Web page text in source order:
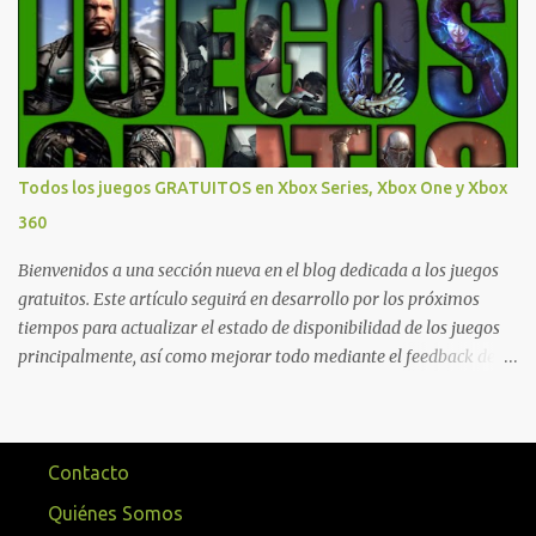
personajes, paquetes de armas hasta emotes, monedas virtuales y
más para diferentes títulos. Todas estas ventajas se pueden
reclamar desde la sección de Game Pass o en tu aplicación de Xbox
yendo directamente a la pestaña de Game Pass. Essential también
ahora sumará el acceso a la Nube de Xbox, el cual nos permitite
jugar una pequeña porción de los juegos de la suscripción
mediante xCloud y más de 600 juegos compatibles si es que los
compramos previamente (con más títulos en camino a ser
compatibles con la función Transmite tu Propios Juegos). Pueden
leer más...
Todos los juegos GRATUITOS en Xbox Series, Xbox One y Xbox
360
Bienvenidos a una sección nueva en el blog dedicada a los juegos
gratuitos. Este artículo seguirá en desarrollo por los próximos
tiempos para actualizar el estado de disponibilidad de los juegos
principalmente, así como mejorar todo mediante el feedback de
ofrecen contenidos limitados o no se encuentran en algunas
regiones de América Latina. Podremos ver una lista más
desarrollada, con vídeos o una descripción de los juegos
disponibles de forma gratuita en Xbox Series, Xbox One y Xbox 360
Contacto
Quiénes Somos